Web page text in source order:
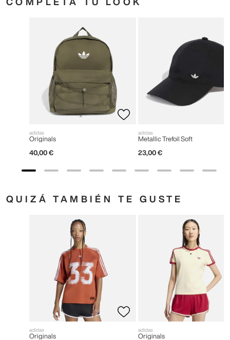
adidas
Originals
40,00 €
adidas
Metallic Trefoil Soft
23,00 €
QUIZÁ TAMBIÉN TE GUSTE
adidas
Originals
adidas
Originals